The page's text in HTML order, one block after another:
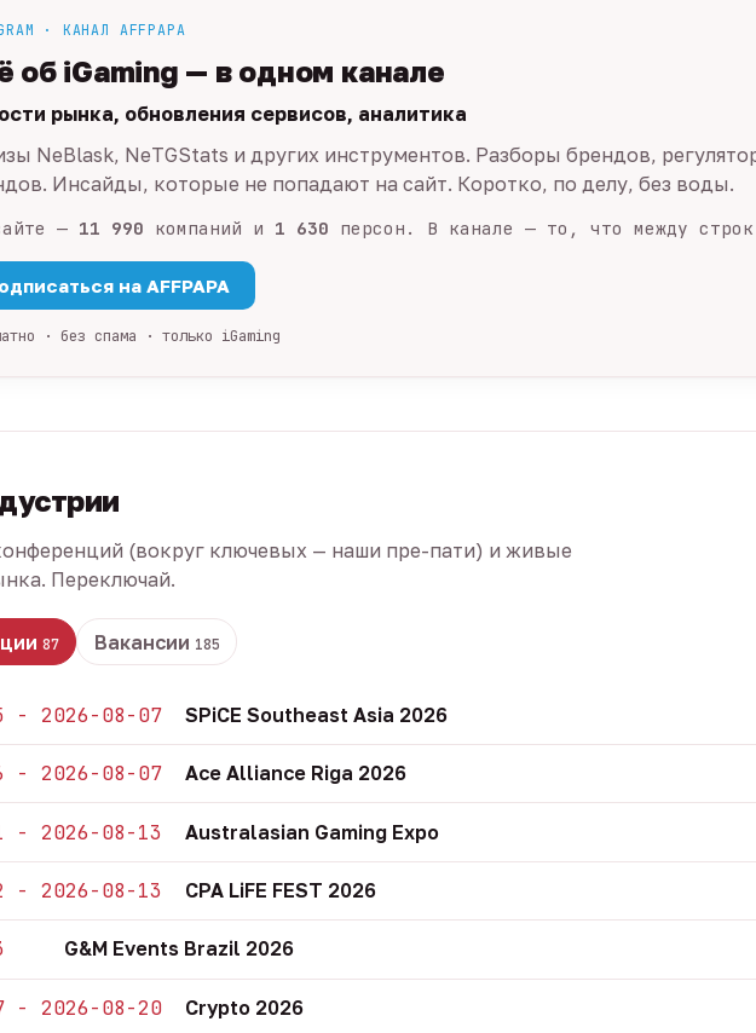
· КАНАЛ AFFPAPA
об iGaming — в одном канале
рынка, обновления сервисов, аналитика
NeBlask, NeTGStats и других инструментов. Разборы брендов,
Инсайды, которые не попадают на сайт. Коротко, по делу, без воды.
— 11 990 компаний и 1 630 персон. В канале — то, что между
на AFFPAPA
· без спама · только iGaming
(вокруг ключевых — наши пре-пати) и живые
Переключай.
87 Вакансии 185
- 2026-08-07 SPiCE Southeast Asia 2026
- 2026-08-07 Ace Alliance Riga 2026
- 2026-08-13 Australasian Gaming Expo
- 2026-08-13 CPA LiFE FEST 2026
G&M Events Brazil 2026
- 2026-08-20 Crypto 2026